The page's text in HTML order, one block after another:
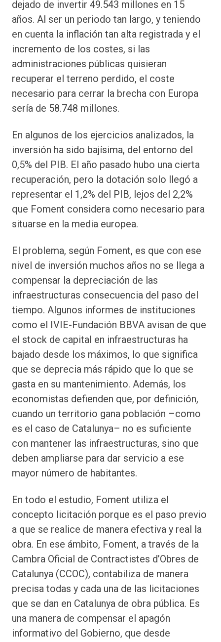
dejado de invertir 49.543 millones en 15
años. Al ser un periodo tan largo, y teniendo
en cuenta la inflación tan alta registrada y el
incremento de los costes, si las
administraciones públicas quisieran
recuperar el terreno perdido, el coste
necesario para cerrar la brecha con Europa
sería de 58.748 millones.
En algunos de los ejercicios analizados, la
inversión ha sido bajísima, del entorno del
0,5% del PIB. El año pasado hubo una cierta
recuperación, pero la dotación solo llegó a
representar el 1,2% del PIB, lejos del 2,2%
que Foment considera como necesario para
situarse en la media europea.
El problema, según Foment, es que con ese
nivel de inversión muchos años no se llega a
compensar la depreciación de las
infraestructuras consecuencia del paso del
tiempo. Algunos informes de instituciones
como el IVIE-Fundación BBVA avisan de que
el stock de capital en infraestructuras ha
bajado desde los máximos, lo que significa
que se deprecia más rápido que lo que se
gasta en su mantenimiento. Además, los
economistas defienden que, por definición,
cuando un territorio gana población –como
es el caso de Catalunya– no es suficiente
con mantener las infraestructuras, sino que
deben ampliarse para dar servicio a ese
mayor número de habitantes.
En todo el estudio, Foment utiliza el
concepto licitación porque es el paso previo
a que se realice de manera efectiva y real la
obra. En ese ámbito, Foment, a través de la
Cambra Oficial de Contractistes d’Obres de
Catalunya (CCOC), contabiliza de manera
precisa todas y cada una de las licitaciones
que se dan en Catalunya de obra pública. Es
una manera de compensar el apagón
informativo del Gobierno, que desde